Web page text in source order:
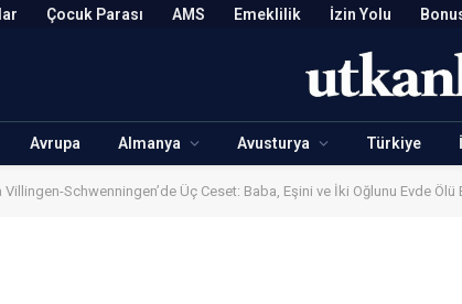
Çocuk Parası AMS Emeklilik İzin Yolu
Avrupa Almanya Avusturya Türkiye
Villingen-Schwenningen’de Üç Ceset: Baba, Eşini ve İki Oğlunu Evde Ölü